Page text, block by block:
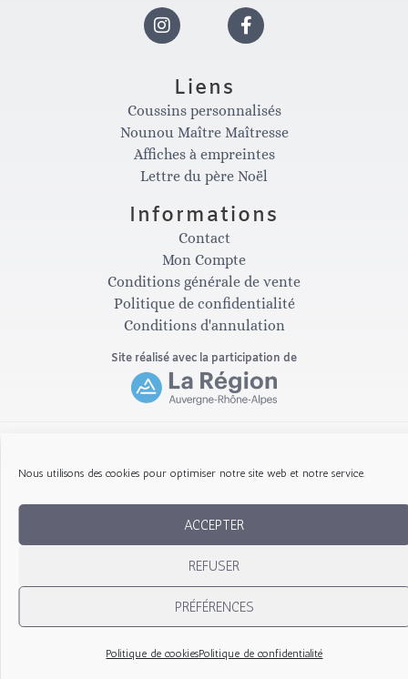
Nous utilisons des cookies pour optimiser notre site web et notre service.
ACCEPTER
REFUSER
PRÉFÉRENCES
Politique de cookiesPolitique de confidentialité
I
n
s
t
a
g
r
a
m
F
a
c
e
b
o
o
k
-
f
Liens
Coussins personnalisés
Nounou Maître Maîtresse
Affiches à empreintes
Lettre du père Noël
Informations
Contact
Mon Compte
Conditions générale de vente
Politique de confidentialité
Conditions d'annulation
Site réalisé avec la participation de